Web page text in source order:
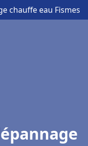
chauffe eau Fismes